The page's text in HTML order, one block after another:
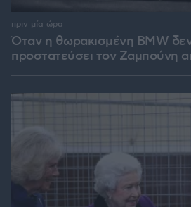
Όταν η θωρακισμένη BMW
προστατεύσει τον Ζαμπούνη
πριν μία ώρα